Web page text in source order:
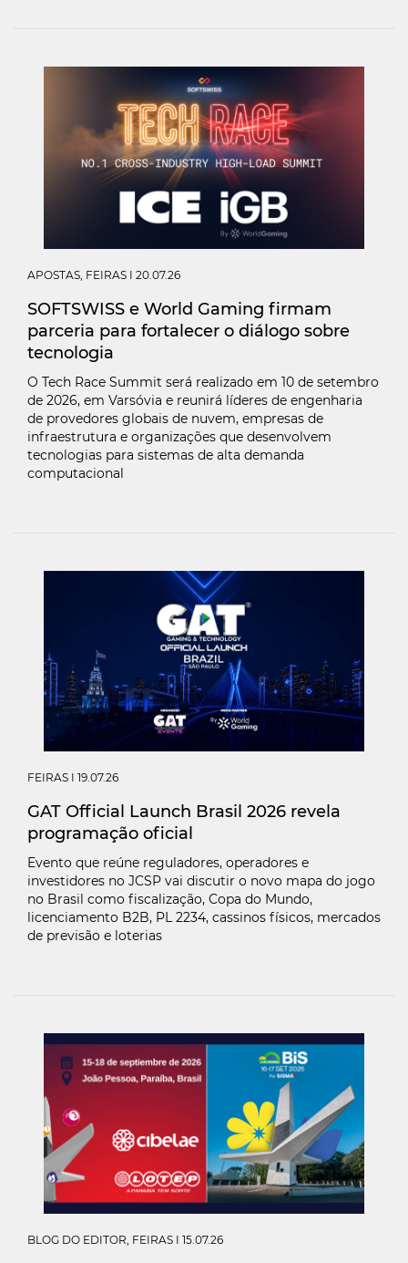
APOSTAS FEIRAS I 20.07.26
SOFTSWISS e World Gaming firmam
parceria para fortalecer o diálogo sobre
tecnologia
O Tech Race Summit será realizado em 10 de setembro
de 2026, em Varsóvia e reunirá líderes de engenharia
de provedores globais de nuvem, empresas de
infraestrutura e organizações que desenvolvem
tecnologias para sistemas de alta demanda
computacional
FEIRAS I 19.07.26
GAT Official Launch Brasil 2026 revela
programação oficial
Evento que reúne reguladores, operadores e
investidores no JCSP vai discutir o novo mapa do jogo
no Brasil como fiscalização, Copa do Mundo,
licenciamento B2B, PL 2234, cassinos físicos, mercados
de previsão e loterias
BLOG DO EDITOR, FEIRAS I 15.07.26